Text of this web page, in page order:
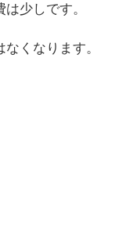
少しです。
くなります。